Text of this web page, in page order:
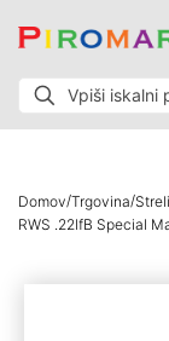
Domov/Trgovina/
RWS .22lfB Special